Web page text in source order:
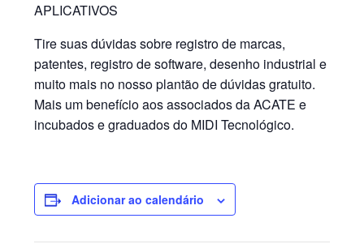
APLICATIVOS
Tire suas dúvidas sobre registro de marcas,
patentes, registro de software, desenho industrial e
muito mais no nosso plantão de dúvidas gratuito.
Mais um benefício aos associados da ACATE e
incubados e graduados do MIDI Tecnológico.
Adicionar ao calendário